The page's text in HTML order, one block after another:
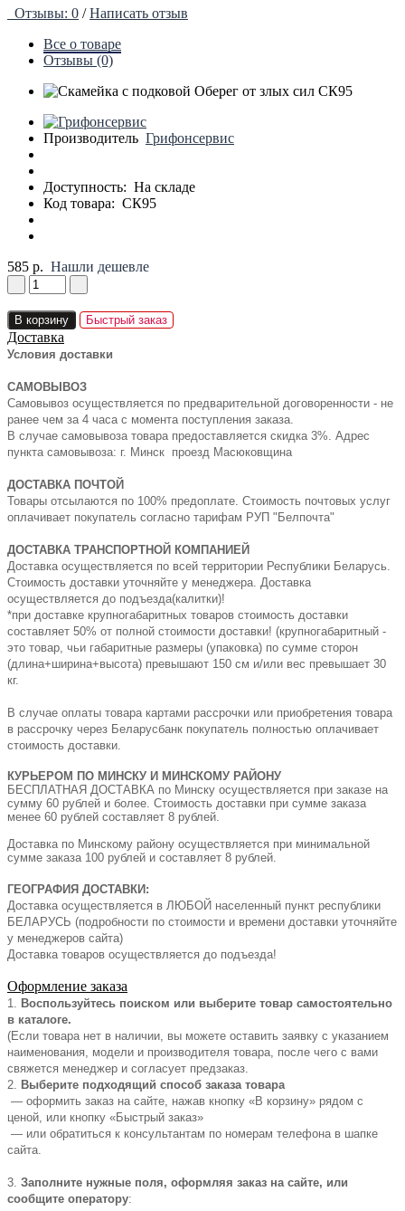
Отзывы: 0 / Написать отзыв
Все о товаре
Отзывы (0)
Производитель Грифонсервис
Доступность: На складе
Код товара: СК95
585 р. Нашли дешевле
В корзину Быстрый заказ
Доставка
Условия доставки
САМОВЫВОЗ
Самовывоз осуществляется по предварительной договоренности - не
ранее чем за 4 часа с момента поступления заказа.
В случае самовывоза товара предоставляется скидка 3%. Адрес
пункта самовывоза: г. Минск проезд Масюковщина
ДОСТАВКА ПОЧТОЙ
Товары отсылаются по 100% предоплате. Стоимость почтовых услуг
оплачивает покупатель согласно тарифам РУП "Белпочта"
ДОСТАВКА ТРАНСПОРТНОЙ КОМПАНИЕЙ
Доставка осуществляется по всей территории Республики Беларусь.
Стоимость доставки уточняйте у менеджера. Доставка
осуществляется до подъезда(калитки)!
*при доставке крупногабаритных товаров стоимость доставки
составляет 50% от полной стоимости доставки! (крупногабаритный -
это товар, чьи габаритные размеры (упаковка) по сумме сторон
(длина+ширина+высота) превышают 150 см и/или вес превышает 30
кг.
В случае оплаты товара картами рассрочки или приобретения товара
в рассрочку через Беларусбанк покупатель полностью оплачивает
стоимость доставки.
КУРЬЕРОМ ПО МИНСКУ И МИНСКОМУ РАЙОНУ
БЕСПЛАТНАЯ ДОСТАВКА по Минску осуществляется при заказе на
сумму 60 рублей и более. Стоимость доставки при сумме заказа
менее 60 рублей составляет 8 рублей.
Доставка по Минскому району осуществляется при минимальной
сумме заказа 100 рублей и составляет 8 рублей.
ГЕОГРАФИЯ ДОСТАВКИ:
Доставка осуществляется в ЛЮБОЙ населенный пункт республики
БЕЛАРУСЬ (подробности по стоимости и времени доставки уточняйте
у менеджеров сайта)
Доставка товаров осуществляется до подъезда!
Оформление заказа
1.
Воспользуйтесь поиском или выберите товар самостоятельно
в каталоге.
(Если товара нет в наличии, вы можете оставить заявку с указанием
наименования, модели и производителя товара, после чего с вами
свяжется менеджер и согласует предзаказ.
2.
Выберите подходящий способ заказа товара
— оформить заказ на сайте, нажав кнопку «В корзину» рядом с
ценой, или кнопку «Быстрый заказ»
— или обратиться к консультантам по номерам телефона в шапке
сайта.
3. Заполните нужные поля, оформляя заказ на сайте, или
сообщите оператору: